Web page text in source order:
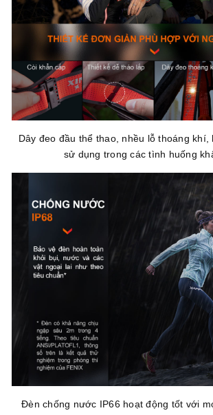
Dây đeo đầu thể thao, nhều lỗ thoáng khí,
sử dụng trong các tình huống
Đèn chống nước IP66 hoạt động tốt với